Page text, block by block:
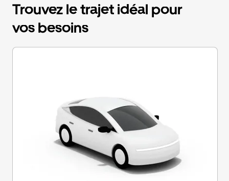
Trouvez le trajet idéal pour
vos besoins